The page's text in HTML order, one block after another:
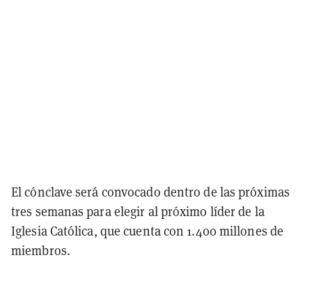
El cónclave será convocado dentro de las próximas
tres semanas para elegir al próximo líder de la
Iglesia Católica, que cuenta con 1.400 millones de
miembros.